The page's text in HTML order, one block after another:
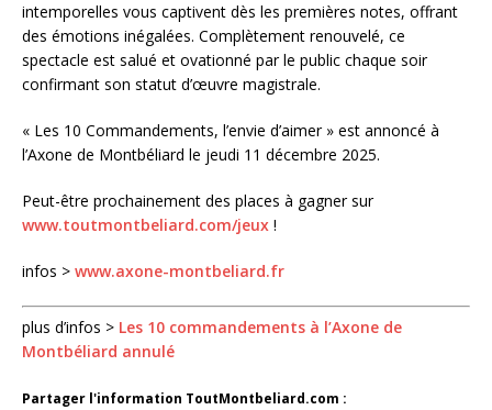
intemporelles vous captivent dès les premières notes, offrant
des émotions inégalées. Complètement renouvelé, ce
spectacle est salué et ovationné par le public chaque soir
confirmant son statut d’œuvre magistrale.
« Les 10 Commandements, l’envie d’aimer » est annoncé à
l’Axone de Montbéliard le jeudi 11 décembre 2025.
Peut-être prochainement des places à gagner sur
www.toutmontbeliard.com/jeux !
infos > www.axone-montbeliard.fr
plus d’infos > Les 10 commandements à l’Axone de
Montbéliard annulé
Partager l'information ToutMontbeliard.com :